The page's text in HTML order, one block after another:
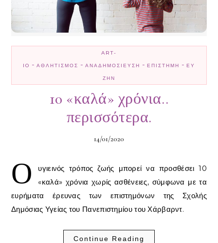
ART-
IO - ΑΘΛΗΤΙΣΜΌΣ - ΑΝΑΔΗΜΟΣΊΕΥΣΗ - ΕΠΙΣΤΉΜΗ - ΕΥ
ΖΗΝ
10 «καλά» χρόνια..
περισσότερα.
14/01/2020
Ο
υγιεινός τρόπος ζωής μπορεί να προσθέσει 10
«καλά» χρόνια χωρίς ασθένειες, σύμφωνα με τα
ευρήματα έρευνας των επιστημόνων της Σχολής
Δημόσιας Υγείας του Πανεπιστημίου του Χάρβαρντ.
Continue Reading